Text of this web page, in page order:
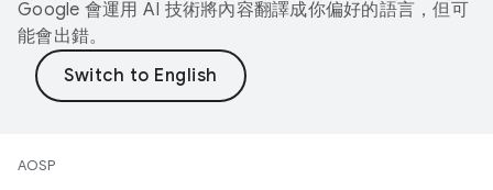
Google 會運用 AI 技術將內容翻譯成你偏好的語言，但可
能會出錯。
AOSP